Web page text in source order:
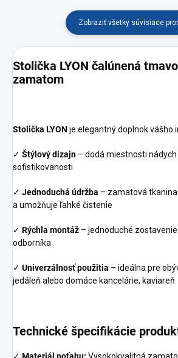
Vďaka prepracovanému
dizajnu je stolička
elegantná, moderná,
funkčná a najmä pohodlná.
Zobraziť všetky súvisiace
Stolička LYON čalúnená
zamatom
Stolička LYON je elegantný doplnok vášho
✓ Štýlový dizajn – dodá miestnosti nádych
sofistikovanosti
✓ Jednoduchá údržba – zamatová
a umožňuje ľahké čistenie
✓ Rýchla montáž – jednoduché
odborníka
✓ Univerzálnosť použitia – ideálna pre
jedáleň alebo domáce kancelárie, kaviareň
Technické špecifikácie